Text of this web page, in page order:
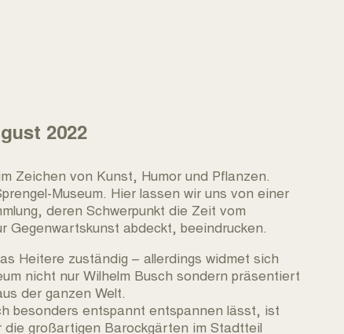
2022
Zeichen von Kunst, Humor und Pflanzen.
Museum. Hier lassen wir uns von einer
deren Schwerpunkt die Zeit vom
Gegenwartskunst abdeckt, beeindrucken.
Heitere zuständig – allerdings widmet sich
nicht nur Wilhelm Busch sondern präsentiert
der ganzen Welt.
besonders entspannt entspannen lässt, ist
großartigen Barockgärten im Stadtteil